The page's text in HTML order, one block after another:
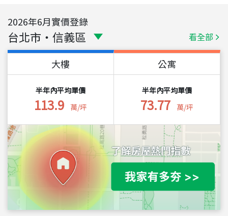
2026年6月實價登錄
台北市 ・ 信義區 看全部
大樓
半年內平均單價
113.9 萬/坪
公寓
半年內平均單價
73.77 萬/坪